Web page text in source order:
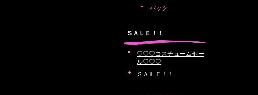
バック
ＳＡＬＥ！！
♡♡♡コスチュームセー
ル♡♡♡
ＳＡＬＥ！！